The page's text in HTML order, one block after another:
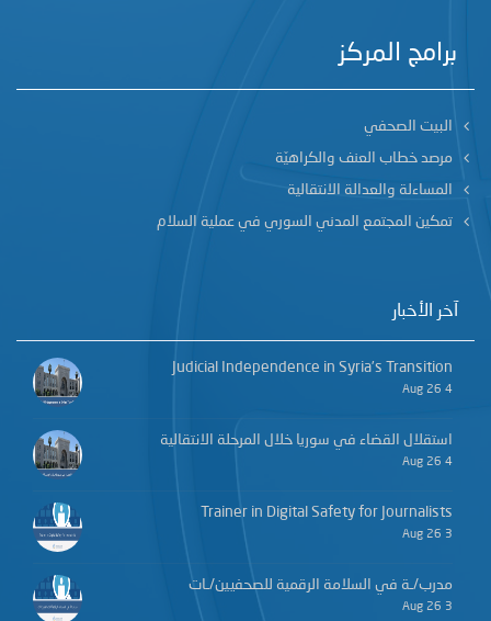
برامج المركز
البيت الصحفي
مرصد خطاب العنف والكراهيّة
المساءلة والعدالة الانتقالية
تمكين المجتمع المدني السوري في عملية السلام
آخر الأخبار
Judicial Independence in Syria’s Transition
4 Aug 26
استقلال القضاء في سوريا خلال المرحلة الانتقالية
4 Aug 26
Trainer in Digital Safety for Journalists
3 Aug 26
مدرب/ـة في السلامة الرقمية للصحفيين/ـات
3 Aug 26